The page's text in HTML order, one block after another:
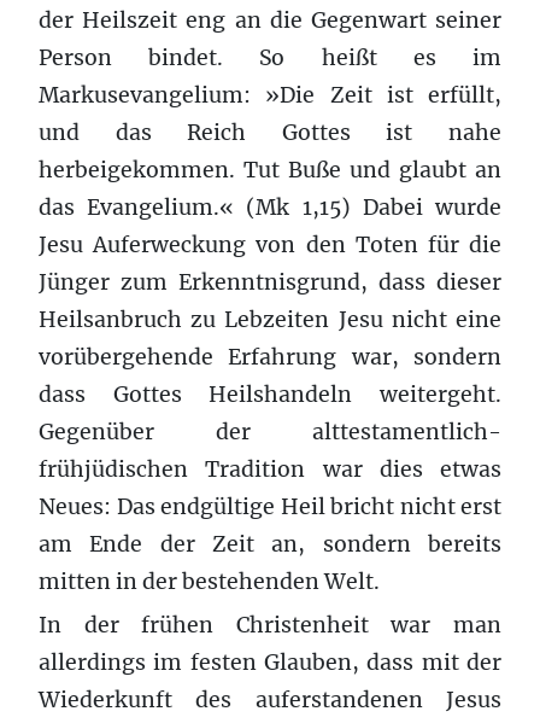
der Heilszeit eng an die Gegenwart seiner
Person bindet. So heißt es im
Markusevangelium: »Die Zeit ist erfüllt,
und das Reich Gottes ist nahe
herbeigekommen. Tut Buße und glaubt an
das Evangelium.« (Mk 1,15) Dabei wurde
Jesu Auferweckung von den Toten für die
Jünger zum Erkenntnisgrund, dass dieser
Heilsanbruch zu Lebzeiten Jesu nicht eine
vorübergehende Erfahrung war, sondern
dass Gottes Heilshandeln weitergeht.
Gegenüber der alttestamentlich-
frühjüdischen Tradition war dies etwas
Neues: Das endgültige Heil bricht nicht erst
am Ende der Zeit an, sondern bereits
mitten in der bestehenden Welt.
In der frühen Christenheit war man
allerdings im festen Glauben, dass mit der
Wiederkunft des auferstandenen Jesus